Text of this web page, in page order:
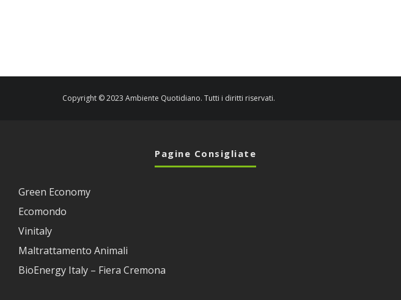
Copyright © 2023 Ambiente Quotidiano. Tutti i diritti riservati.
Pagine Consigliate
Green Economy
Ecomondo
Vinitaly
Maltrattamento Animali
BioEnergy Italy – Fiera Cremona